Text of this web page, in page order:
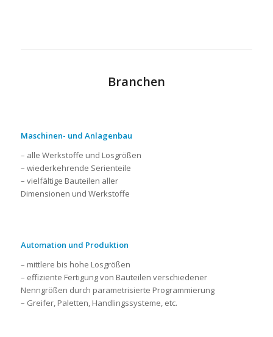
Branchen
Maschinen- und Anlagenbau
– alle Werkstoffe und Losgrößen
– wiederkehrende Serienteile
– vielfältige Bauteilen aller
Dimensionen und Werkstoffe
Automation und Produktion
– mittlere bis hohe Losgrößen
– effiziente Fertigung von Bauteilen verschiedener
Nenngrößen durch parametrisierte Programmierung
– Greifer, Paletten, Handlingssysteme, etc.